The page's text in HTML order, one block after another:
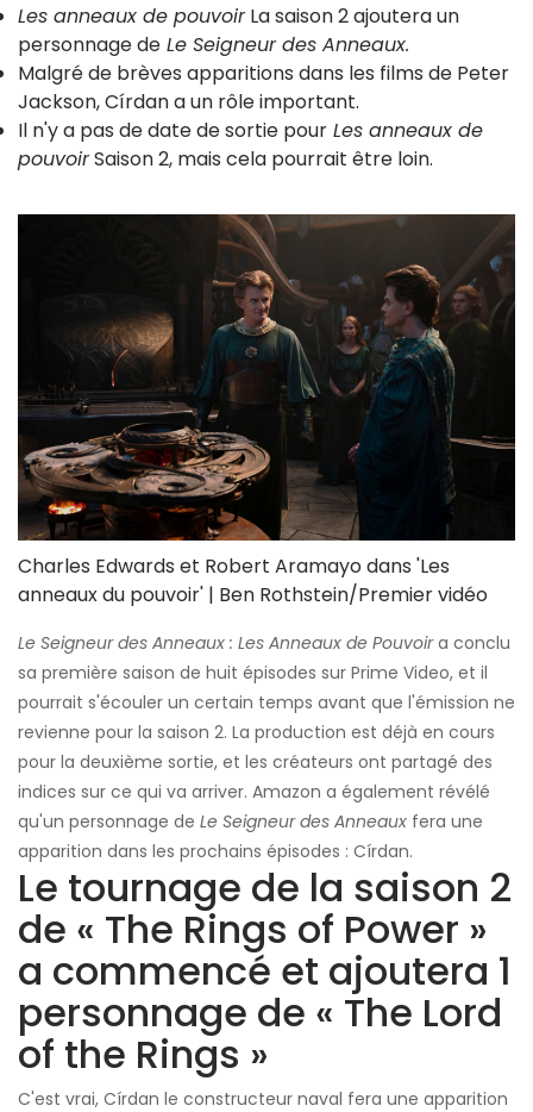
Les anneaux de pouvoirLa saison 2 ajoutera un
personnage de Le Seigneur des Anneaux.
Malgré de brèves apparitions dans les films de Peter
Jackson, Círdan a un rôle important.
Il n'y a pas de date de sortie pour Les anneaux de
pouvoirSaison 2, mais cela pourrait être loin.
Charles Edwards et Robert Aramayo dans 'Les
anneaux du pouvoir' | Ben Rothstein/Premier vidéo
Le Seigneur des Anneaux : Les Anneaux de Pouvoira conclu
sa première saison de huit épisodes sur Prime Video, et il
pourrait s'écouler un certain temps avant que l'émission ne
revienne pour la saison 2. La production est déjà en cours
pour la deuxième sortie, et les créateurs ont partagé des
indices sur ce qui va arriver. Amazon a également révélé
qu'un personnage de Le Seigneur des Anneaux fera une
apparition dans les prochains épisodes : Círdan.
Le tournage de la saison 2
de « The Rings of Power »
a commencé et ajoutera 1
personnage de « The Lord
of the Rings »
C'est vrai, Círdan le constructeur naval fera une apparition